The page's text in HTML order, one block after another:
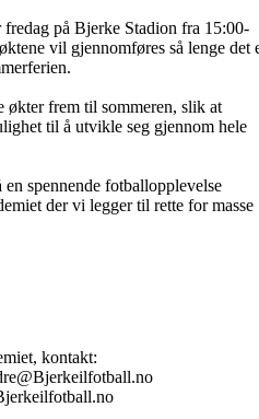
på Bjerke Stadion fra 15:00-
vil gjennomføres så lenge det
frem til sommeren, slik at
til å utvikle seg gjennom hele
spennende fotballopplevelse
der vi legger til rette for masse
kontakt: